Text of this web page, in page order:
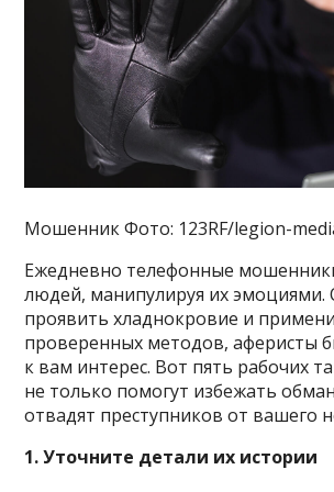
Мошенник Фото: 123RF/legion-
Ежедневно телефонные
людей, манипулируя их эмоциями.
проявить хладнокровие и
проверенных методов, аферисты
к вам интерес. Вот пять рабочих
не только помогут избежать
отвадят преступников от вашего
1. Уточните детали их истории